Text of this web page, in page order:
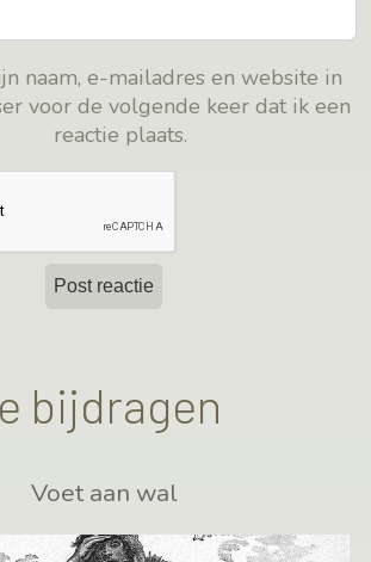
naam, e-mailadres en website in
voor de volgende keer dat ik een
reactie plaats.
bijdragen
Voet aan wal